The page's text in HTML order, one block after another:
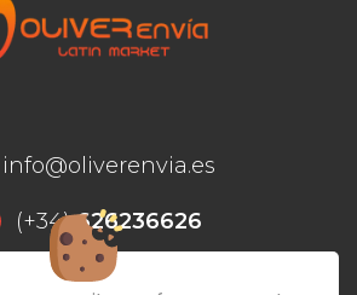
info@oliverenvia.es
(+34)626236626
(+34)928293649